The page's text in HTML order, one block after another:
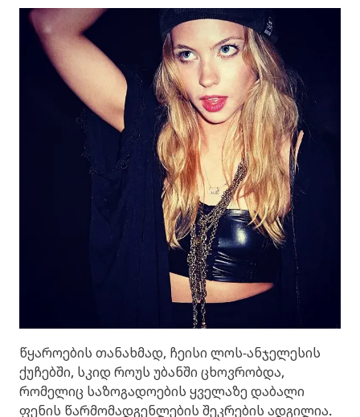
წყაროების თანახმად, ჩეისი ლოს-ანჯელესის
ქუჩებში, სკიდ როუს უბანში ცხოვრობდა,
რომელიც საზოგადოების ყველაზე დაბალი
ფენის წარმომადგენლების შეკრების ადგილია.